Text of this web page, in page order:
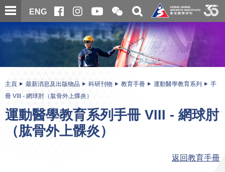
跳
至
內
ENG
開
合
微
信
二
維
碼
關
搜
尋
内
主頁 最新消息及出版物品 科研刊物 教育手冊 運動醫學教育系列
手
冊 VIII - 網球肘（肱骨外上髁炎）
運動醫學教育系列手冊 VIII - 網球肘
（肱骨外上髁炎）
返回教育手冊